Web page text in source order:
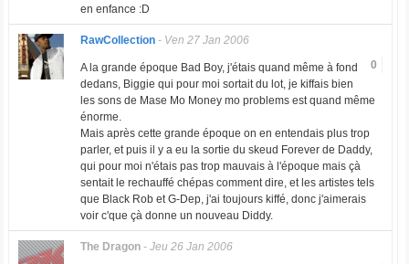
en enfance :D
RawCollection- Ven 27 Jan 2006
0
A la grande époque Bad Boy, j'étais quand même à fond
dedans, Biggie qui pour moi sortait du lot, je kiffais bien
les sons de Mase Mo Money mo problems est quand même
énorme.
Mais après cette grande époque on en entendais plus trop
parler, et puis il y a eu la sortie du skeud Forever de Daddy,
qui pour moi n'étais pas trop mauvais à l'époque mais çà
sentait le rechauffé chépas comment dire, et les artistes tels
que Black Rob et G-Dep, j'ai toujours kiffé, donc j'aimerais
voir c'que çà donne un nouveau Diddy.
The Dragon- Jeu 26 Jan 2006